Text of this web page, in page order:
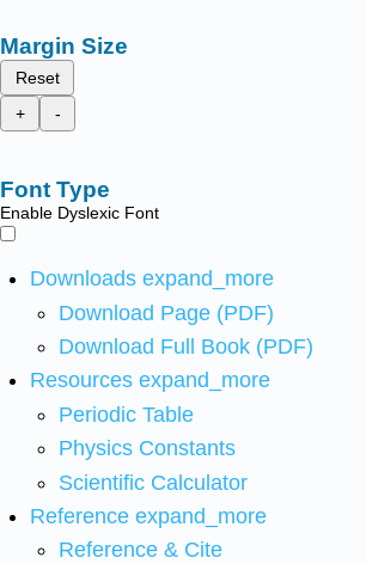
Margin Size
Reset
+
-
Font Type
Enable Dyslexic Font
Downloads expand_more
Download Page (PDF)
Download Full Book (PDF)
Resources expand_more
Periodic Table
Physics Constants
Scientific Calculator
Reference expand_more
Reference & Cite